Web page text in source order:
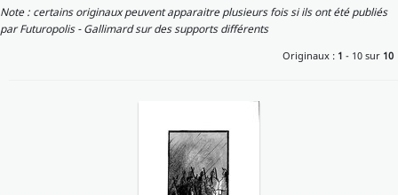
Note : certains originaux peuvent apparaitre plusieurs fois si ils ont été publiés
par Futuropolis - Gallimard sur des supports différents
Originaux : 1 - 10 sur 10